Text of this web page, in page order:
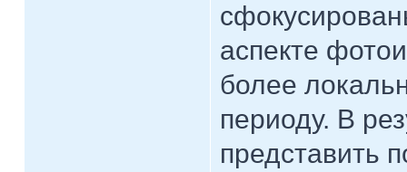
аспекте
более
периоду. В
представить